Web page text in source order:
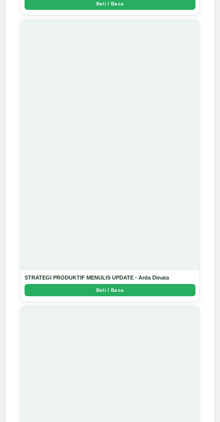
Beli / Baca
STRATEGI PRODUKTIF MENULIS UPDATE - Arda Dinata
Beli / Baca